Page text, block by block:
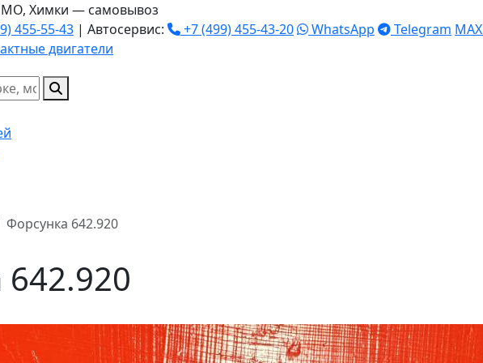
МО, Химки — самовывоз
455-55-43 | Автосервис: +7 (499) 455-43-20 WhatsApp Telegram MAX
двигатели
Форсунка 642.920